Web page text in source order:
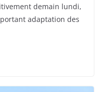
demain lundi,
adaptation des